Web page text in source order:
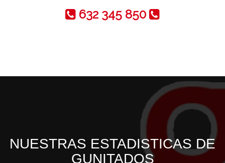
632 345 850
NUESTRAS ESTADISTICAS DE
GUNITADOS